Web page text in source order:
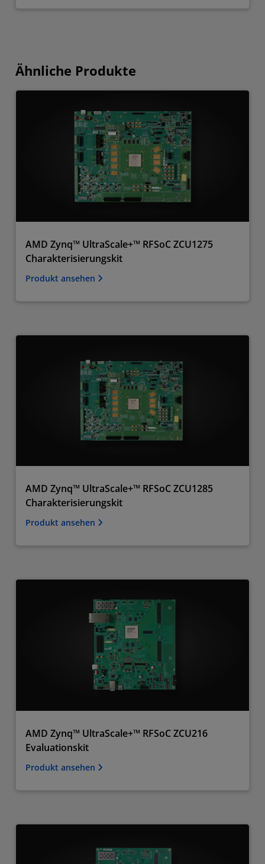
Ähnliche Produkte
AMD Zynq™ UltraScale+™ RFSoC ZCU1275
Charakterisierungskit
Produkt ansehen
AMD Zynq™ UltraScale+™ RFSoC ZCU1285
Charakterisierungskit
Produkt ansehen
AMD Zynq™ UltraScale+™ RFSoC ZCU216
Evaluationskit
Produkt ansehen